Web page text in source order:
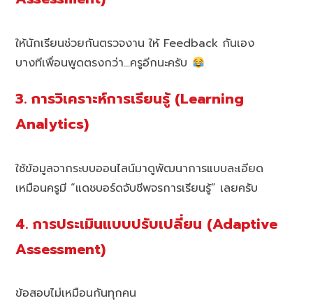
ให้นักเรียนช่วยกันตรวจงาน ให้ Feedback กันเอง
บางทีเพื่อนพูดตรงกว่า…ครูอีกนะครับ
3. การวิเคราะห์การเรียนรู้ (Learning
Analytics)
ใช้ข้อมูลจากระบบออนไลน์มาดูพัฒนาการแบบละเอียด
เหมือนครูมี “แดชบอร์ดจับชีพจรการเรียนรู้” เลยครับ
4. การประเมินแบบปรับเปลี่ยน (Adaptive
Assessment)
ข้อสอบไม่เหมือนกันทุกคน